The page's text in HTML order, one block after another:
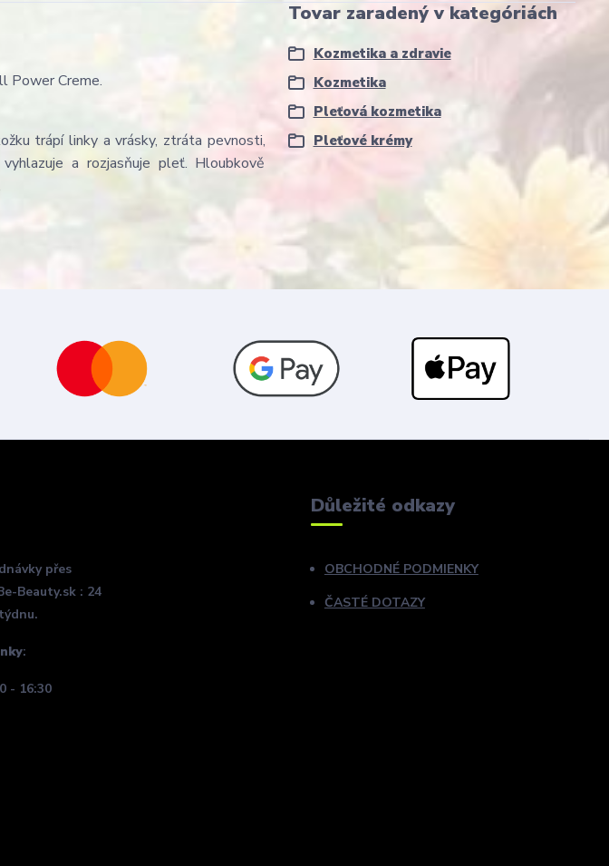
Power Creme.
trápí linky a vrásky, ztráta pevnosti,
a rozjasňuje pleť. Hloubkově
Tovar zaradený v kategóriách
Kozmetika a zdravie
Kozmetika
Pleťová kozmetika
Pleťové krémy
přes
Beauty.sk : 24
:
- 16:30
Důležité odkazy
OBCHODNÉ PODMIENKY
ČASTÉ DOTAZY